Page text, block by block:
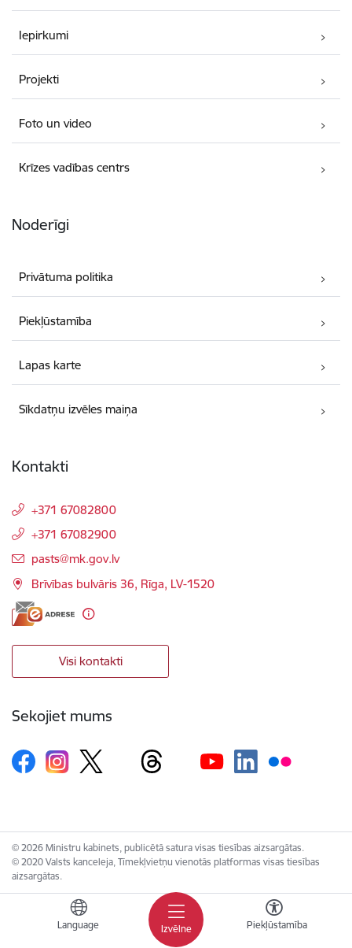
Izvēlne
Language Piekļūstamība
Iepirkumi
Projekti
Foto un video
Krīzes vadības centrs
Noderīgi
Privātuma politika
Piekļūstamība
Lapas karte
Sīkdatņu izvēles maiņa
Kontakti
+371 67082800
+371 67082900
E-pasts:
pasts@mk.gov.lv
Brīvības bulvāris 36, Rīga, LV-1520
Visi kontakti
Sekojiet mums
© 2026 Ministru kabinets, publicētā satura visas tiesības aizsargātas.
© 2020 Valsts kanceleja, Tīmekļvietņu vienotās platformas visas tiesības
aizsargātas.